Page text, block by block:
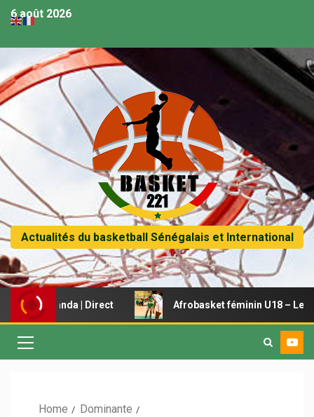
6 août 2026
Actualités du basketball Sénégalais et International
Rwanda | Direct Afrobasket féminin U18 – Le Mali
Home
Dominante